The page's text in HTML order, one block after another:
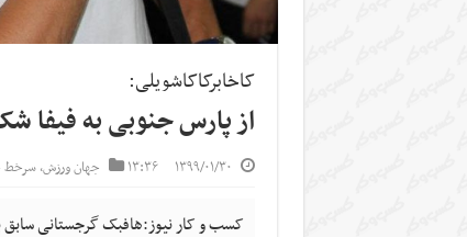
کاخابرکاکاشویلی:
از پارس جنوبی به فیفا
۱۳۹۹/۰۱/۳۰ ۱۳:۳۶ جهان ورزش,سرخط
کسب و کار نیوز:هافبک گرجستانی سابق